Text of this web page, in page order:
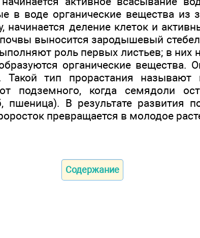
в воде органические вещества из
начинается деление клеток и
выносится зародышевый
роль первых листьев; в них
органические вещества.
Такой тип прорастания
подземного, когда семядоли
пшеница). В результате развития
превращается в молодое
Содержание